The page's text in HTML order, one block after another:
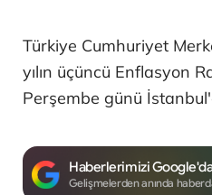
Türkiye Cumhuriyet
yılın üçüncü Enflasyon
Perşembe günü
Haberlerimizi Google'da
Gelişmelerden anında